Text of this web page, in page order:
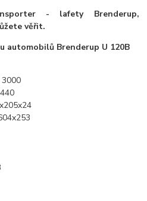
- lafety Brenderup,
věřit.
automobilů Brenderup U 120B